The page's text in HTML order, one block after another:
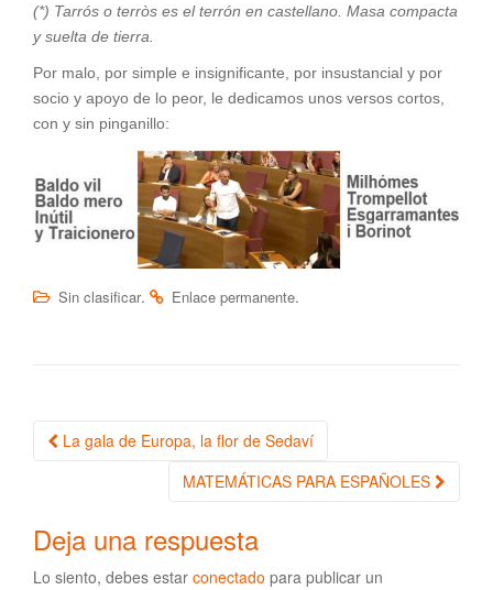
(*) Tarrós o terròs es el terrón en castellano. Masa compacta
y suelta de tierra.
Por malo, por simple e insignificante, por insustancial y por
socio y apoyo de lo peor, le dedicamos unos versos cortos,
con y sin pinganillo:
Sin clasificar. Enlace permanente.
Navegación de la entrada
La gala de Europa, la flor de Sedaví
MATEMÁTICAS PARA ESPAÑOLES
Deja una respuesta
Lo siento, debes estar conectado para publicar un